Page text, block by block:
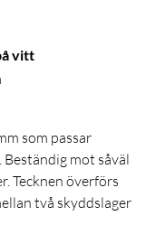
vitt
som passar
mot såväl
Tecknen överförs
två skyddslager